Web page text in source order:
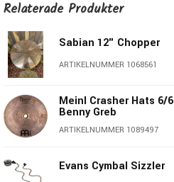
Relaterade Produkter
Sabian 12" Chopper
ARTIKELNUMMER 1068561
Meinl Crasher Hats 6/6
Benny Greb
ARTIKELNUMMER 1089497
Evans Cymbal Sizzler